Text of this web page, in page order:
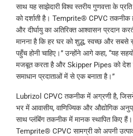
साथ यह साझेदारी विश्व स्तरीय गुणवत्ता के प्रति
को दर्शाती है। Temprite® CPVC तकनीक
और दीर्घायु का अतिरिक्त आश्वासन प्रदान
मानना है कि हर घर को शुद्ध, स्वच्छ और सबसे
पहुँच होनी चाहिए।” उन्होंने आगे कहा, “यह
मजबूत करता है और Skipper Pipes को देश
समाधान प्रदाताओं में से एक बनाता है।”
Lubrizol CPVC तकनीक में अग्रणी है, जिसने
भर में आवासीय, वाणिज्यिक और औद्योगिक
साथ प्लंबिंग तकनीक में मानक स्थापित किए
Temprite® CPVC सामग्री को अपनी